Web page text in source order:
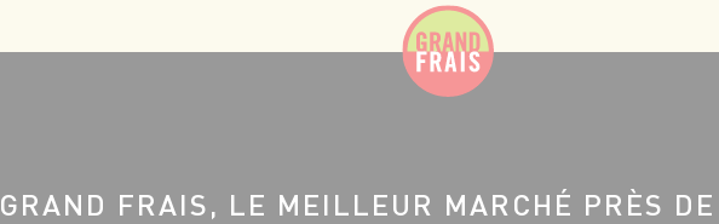
GRAND FRAIS, LE MEILLEUR MARCHÉ PRÈS DE